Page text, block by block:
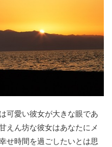
可愛い彼女が大きな眼であ
えん坊な彼女はあなたにメ
せ時間を過ごしたいとは思